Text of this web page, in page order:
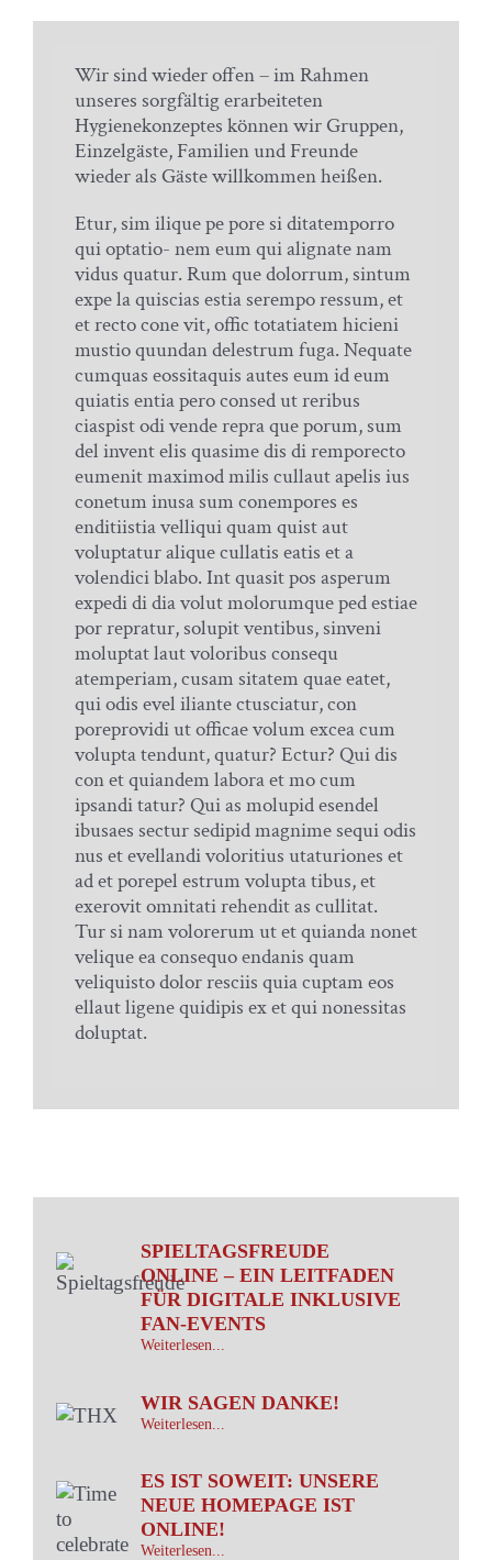
Wir sind wieder offen – im Rahmen
unseres sorgfältig erarbeiteten
Hygienekonzeptes können wir Gruppen,
Einzelgäste, Familien und Freunde
wieder als Gäste willkommen heißen.
Etur, sim ilique pe pore si ditatemporro
qui optatio- nem eum qui alignate nam
vidus quatur. Rum que dolorrum, sintum
expe la quiscias estia serempo ressum, et
et recto cone vit, offic totatiatem hicieni
mustio quundan delestrum fuga. Nequate
cumquas eossitaquis autes eum id eum
quiatis entia pero consed ut reribus
ciaspist odi vende repra que porum, sum
del invent elis quasime dis di remporecto
eumenit maximod milis cullaut apelis ius
conetum inusa sum conempores es
enditiistia velliqui quam quist aut
voluptatur alique cullatis eatis et a
volendici blabo. Int quasit pos asperum
expedi di dia volut molorumque ped estiae
por repratur, solupit ventibus, sinveni
moluptat laut voloribus consequ
atemperiam, cusam sitatem quae eatet,
qui odis evel iliante ctusciatur, con
poreprovidi ut officae volum excea cum
volupta tendunt, quatur? Ectur? Qui dis
con et quiandem labora et mo cum
ipsandi tatur? Qui as molupid esendel
ibusaes sectur sedipid magnime sequi odis
nus et evellandi voloritius utaturiones et
ad et porepel estrum volupta tibus, et
exerovit omnitati rehendit as cullitat.
Tur si nam volorerum ut et quianda nonet
velique ea consequo endanis quam
veliquisto dolor resciis quia cuptam eos
ellaut ligene quidipis ex et qui nonessitas
doluptat.
SPIELTAGSFREUDE
ONLINE – EIN LEITFADEN
FÜR DIGITALE INKLUSIVE
FAN-EVENTS
Weiterlesen...
WIR SAGEN DANKE!
Weiterlesen...
ES IST SOWEIT: UNSERE
NEUE HOMEPAGE IST
ONLINE!
Weiterlesen...